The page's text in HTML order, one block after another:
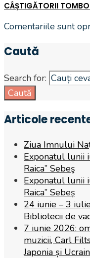
CÂȘTIGĂTORII
Comentariile sunt
Caută
Search for:
Caută
Articole
Ziua Imnului
Exponatul lunii
Raica” Sebeş
Exponatul lunii
Raica” Sebeș
24 iunie – 3
Bibliotecii de
7 iunie 2026:
muzicii, Carl
Japonia și